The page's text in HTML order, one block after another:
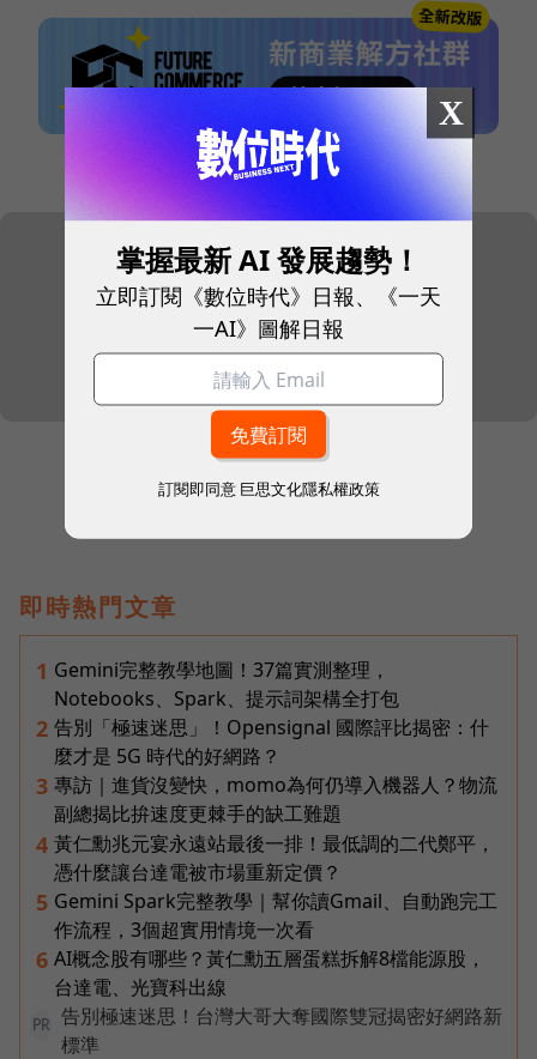
本網站內容未經允許，不得轉載。
即時熱門文章
1 Gemini完整教學地圖！37篇實測整理，
Notebooks、Spark、提示詞架構全打包
2 告別「極速迷思」！Opensignal 國際評比揭密：什
麼才是 5G 時代的好網路？
3 專訪｜進貨沒變快，momo為何仍導入機器人？物流
副總揭比拚速度更棘手的缺工難題
4 黃仁勳兆元宴永遠站最後一排！最低調的二代鄭平，
憑什麼讓台達電被市場重新定價？
5 Gemini Spark完整教學｜幫你讀Gmail、自動跑完工
作流程，3個超實用情境一次看
6 AI概念股有哪些？黃仁勳五層蛋糕拆解8檔能源股，
台達電、光寶科出線
PR
告別極速迷思！台灣大哥大奪國際雙冠揭密好網路新
標準
X
掌握最新 AI 發展趨勢！
立即訂閱《數位時代》日報、《一天
一AI》圖解日報
訂閱即同意 巨思文化隱私權政策